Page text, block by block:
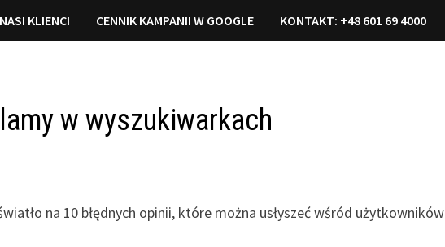
NASI KLIENCI CENNIK KAMPANII W GOOGLE KONTAKT: +48 601 69 4000
w wyszukiwarkach
na 10 błędnych opinii, które można usłyszeć wśród użytkowników